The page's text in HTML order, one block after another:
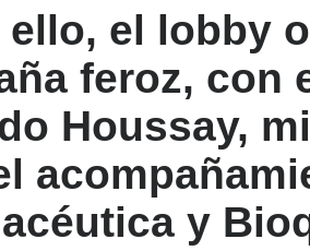
ello, el lobby
feroz, con
Houssay,
y